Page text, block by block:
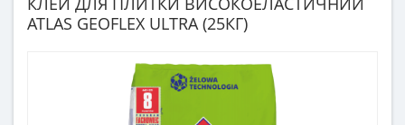
ATLAS GEOFLEX ULTRA (25КГ)